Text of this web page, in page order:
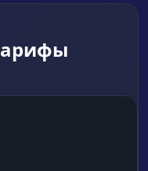
не
цели и микро-
и